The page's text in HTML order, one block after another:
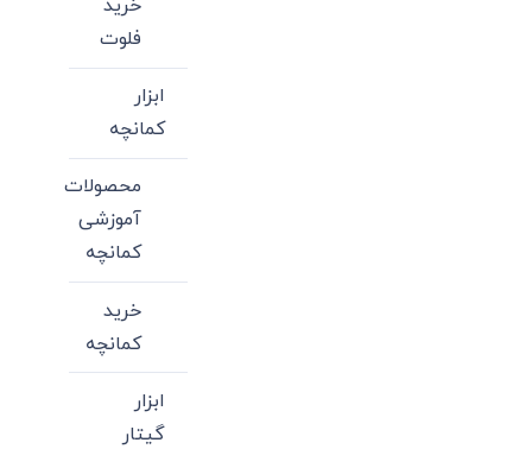
خرید
فلوت
ابزار
کمانچه
محصولات
آموزشی
کمانچه
خرید
کمانچه
ابزار
گیتار